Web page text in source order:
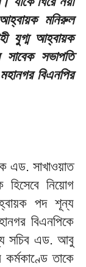
মনিরুল
যুগ্ম আহ্বায়ক
সভাপতি
বিএনপির
এড. সাখাওয়াত
হিসেবে নিয়োগ
পদ শূন্য
বিএনপিকে
সচিব এড. আবু
তাকে